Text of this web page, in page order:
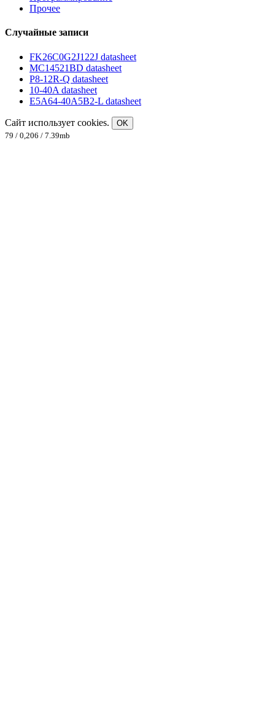
Прочее
Случайные записи
FK26C0G2J122J datasheet
MC14521BD datasheet
P8-12R-Q datasheet
10-40A datasheet
E5A64-40A5B2-L datasheet
Сайт использует cookies.
OK
79 / 0,206 / 7.39mb